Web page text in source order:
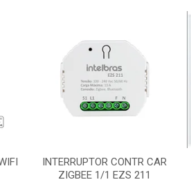
INTERRUPTOR CONTR CAR
ZIGBEE 1/1 EZS 211